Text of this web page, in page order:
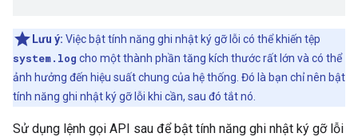
Lưu ý: Việc bật tính năng ghi nhật ký gỡ lỗi có thể khiến tệp
system.log cho một thành phần tăng kích thước rất lớn và có thể
ảnh hưởng đến hiệu suất chung của hệ thống. Đó là bạn chỉ nên bật
tính năng ghi nhật ký gỡ lỗi khi cần, sau đó tắt nó.
Sử dụng lệnh gọi API sau để bật tính năng ghi nhật ký gỡ lỗi